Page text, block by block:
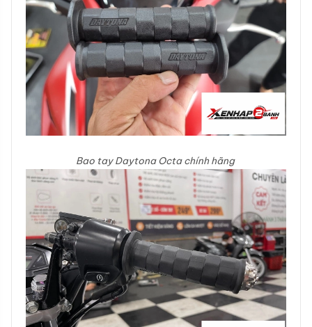
Bao tay Daytona Octa chính hãng